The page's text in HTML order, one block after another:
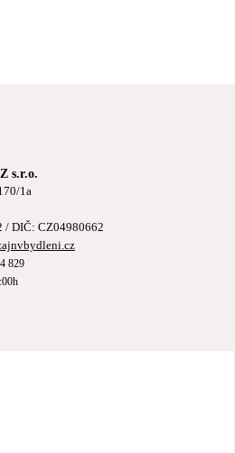
s.r.o.
1a
/ DIČ: CZ04980662
829